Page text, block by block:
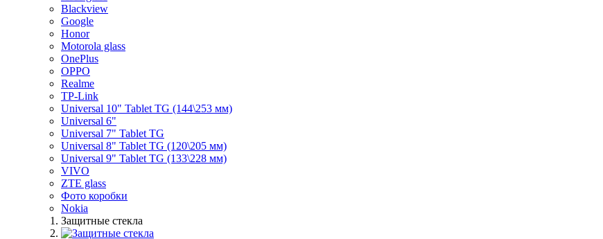
Blackview
Google
Honor
Motorola glass
OnePlus
OPPO
Realme
TP-Link
Universal 10" Tablet TG (144\253 мм)
Universal 6"
Universal 7" Tablet TG
Universal 8" Tablet TG (120\205 мм)
Universal 9" Tablet TG (133\228 мм)
VIVO
ZTE glass
Фото коробки
Nokia
Защитные стекла